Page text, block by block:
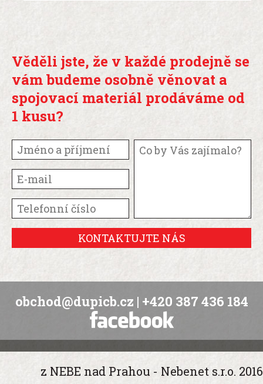
Věděli jste, že v každé prodejně se
vám budeme osobně věnovat a
spojovací materiál prodáváme od
1 kusu?
KONTAKTUJTE NÁS
obchod@dupicb.cz | +420 387 436 184
z NEBE nad Prahou - Nebenet s.r.o. 2016